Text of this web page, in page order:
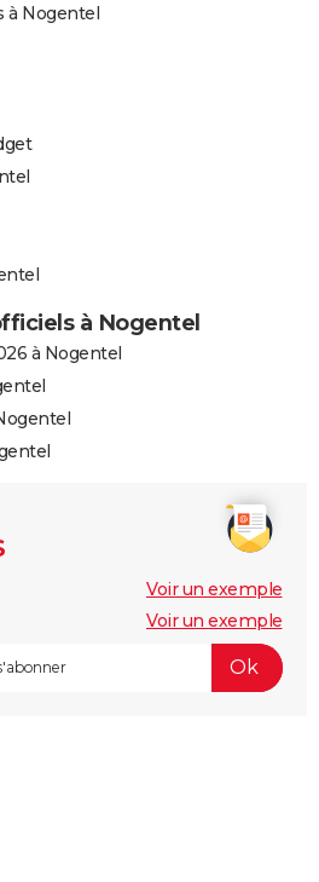
à Nogentel
à Nogentel
à Nogentel
Voir un exemple
Voir un exemple